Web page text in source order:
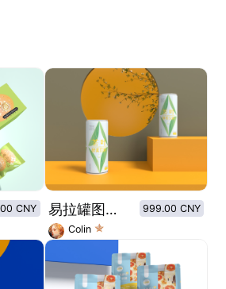
CNY
易拉罐图形创意茶叶酵素饮料
999.00 CNY
Colin